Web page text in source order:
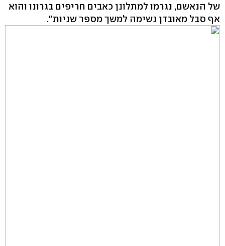
של הנאשם, נגרמו למתלונן כאבים חריפים בגרונו והוא
אף סבל מאובדן נשימה למשך מספר שניות".